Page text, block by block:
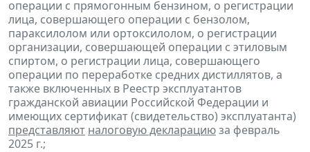
операции с прямогонным бензином, о регистрации
лица, совершающего операции с бензолом,
параксилолом или ортоксилолом, о регистрации
организации, совершающей операции с этиловым
спиртом, о регистрации лица, совершающего
операции по переработке средних дистиллятов, а
также включенных в Реестр эксплуатантов
гражданской авиации Российской Федерации и
имеющих сертификат (свидетельство) эксплуатанта)
представляют налоговую декларациюза февраль
2025 г.;